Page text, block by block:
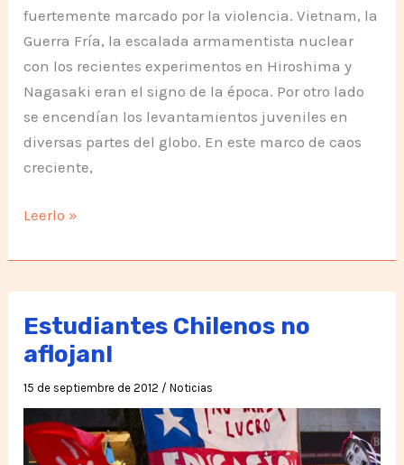
fuertemente marcado por la violencia. Vietnam, la
Guerra Fría, la escalada armamentista nuclear
con los recientes experimentos en Hiroshima y
Nagasaki eran el signo de la época. Por otro lado
se encendían los levantamientos juveniles en
diversas partes del globo. En este marco de caos
creciente,
Silo,
fin
del
Sufrimiento
Leerlo »
Estudiantes Chilenos no
aflojan!
15 de septiembre de 2012 /Noticias